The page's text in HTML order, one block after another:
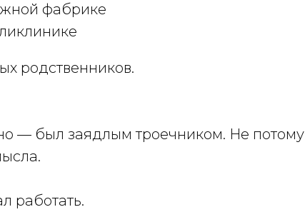
фабрике
родственников.
— был заядлым троечником. Не потому
работать.